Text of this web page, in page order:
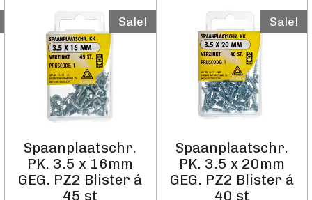
Sale!
Spaanplaatschr.
PK. 3.5 x 16mm
GEG. PZ2 Blister á
45 st
Sale!
Spaanplaatschr.
PK. 3.5 x 20mm
GEG. PZ2 Blister á
40 st